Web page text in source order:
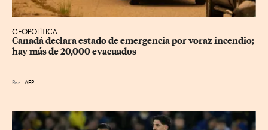
GEOPOLÍTICA
Canadá declara estado de emergencia por voraz incendio;
hay más de 20,000 evacuados
Por AFP